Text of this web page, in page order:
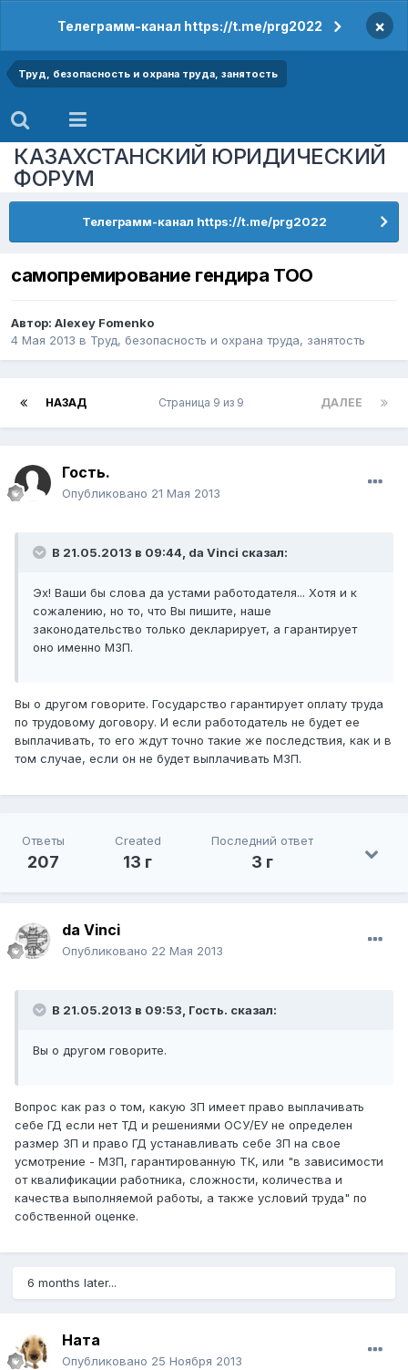
Телеграмм-канал https://t.me/prg2022 ×
Труд, безопасность и охрана труда, занятость
КАЗАХСТАНСКИЙ ЮРИДИЧЕСКИЙ
ФОРУМ
Телеграмм-канал https://t.me/prg2022
самопремирование гендира ТОО
Автор: Alexey Fomenko
4 Мая 2013 в Труд, безопасность и охрана труда, занятость
НАЗАД ДАЛЕЕ
Страница 9 из 9
Гость.
Опубликовано 21 Мая 2013
В 21.05.2013 в 09:44, da Vinci сказал:
Эх! Ваши бы слова да устами работодателя... Хотя и к
сожалению, но то, что Вы пишите, наше
законодательство только декларирует, а гарантирует
оно именно МЗП.
Вы о другом говорите. Государство гарантирует оплату труда
по трудовому договору. И если работодатель не будет ее
выплачивать, то его ждут точно такие же последствия, как и в
том случае, если он не будет выплачивать МЗП.
Ответы
207
Created
13 г
Последний ответ
3 г
da Vinci
Опубликовано 22 Мая 2013
В 21.05.2013 в 09:53, Гость. сказал:
Вы о другом говорите.
Вопрос как раз о том, какую ЗП имеет право выплачивать
себе ГД если нет ТД и решениями ОСУ/ЕУ не определен
размер ЗП и право ГД устанавливать себе ЗП на свое
усмотрение - МЗП, гарантированную ТК, или "в зависимости
от квалификации работника, сложности, количества и
качества выполняемой работы, а также условий труда" по
собственной оценке.
6 months later...
Ната
Опубликовано 25 Ноября 2013